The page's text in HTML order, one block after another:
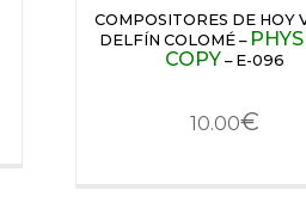
COMPOSITORES DE HOY
DELFÍN COLOMÉ –
COPY – E-096
10.00€